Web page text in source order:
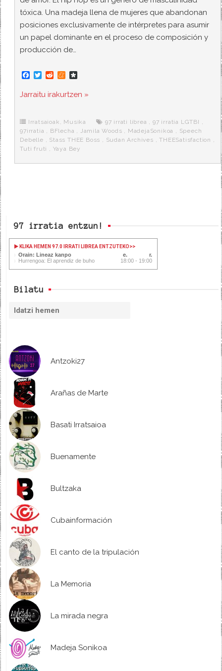
tóxica. Una madeja llena de mujeres que abandonan
posiciones exclusivamente de intérpretes para asumir
un papel dominante en el proceso de composición y
producción de…
F
c
e
o
k
T
i
t
r
R
d
d
M
n
e
e
a
s
r
a
Jarraitu irakurtzen »
Irratsaioak , Musika 97 irrati librea , 97 irratia LGTBI ,
97irratia , BFlecha , Jamila Woods , MadejaSonikoa , Speech
Debelle , Stass THEE Boss , Sudan Archives ,THEESatisfaction ,
Tuti fruti , Yaya Bey
97 irratia entzun!
KLIKA HEMEN 97.0 IRRATI LIBREA ENTZUTEKO>>
Orain: Lineaz kanpo
Hurrengoa: El aprendiz de buho
18:00 - 19:00
Bilatu
Antzoki27
Arañas de Marte
Basati Irratsaioa
Buenamente
Bultzaka
Cubainformación
El canto de la tripulación
La Memoria
La mirada negra
Madeja Sonikoa